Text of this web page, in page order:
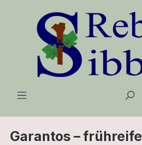
Zum Hauptinhalt springen
Garantos – frühreife